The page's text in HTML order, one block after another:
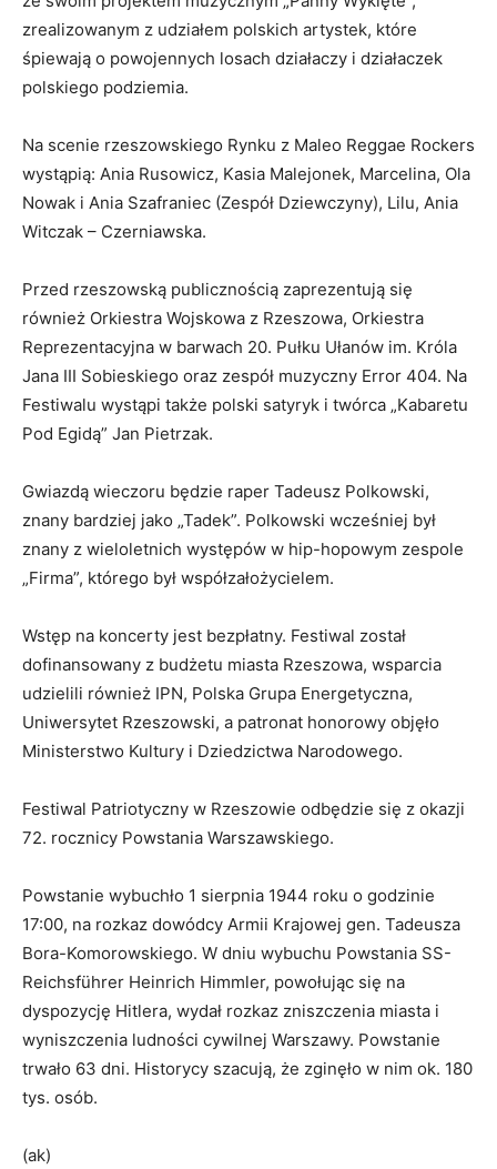
zrealizowanym z udziałem polskich artystek, które
śpiewają o powojennych losach działaczy i działaczek
polskiego podziemia.
Na scenie rzeszowskiego Rynku z Maleo Reggae Rockers
wystąpią: Ania Rusowicz, Kasia Malejonek, Marcelina, Ola
Nowak i Ania Szafraniec (Zespół Dziewczyny), Lilu, Ania
Witczak – Czerniawska.
Przed rzeszowską publicznością zaprezentują się
również Orkiestra Wojskowa z Rzeszowa, Orkiestra
Reprezentacyjna w barwach 20. Pułku Ułanów im. Króla
Jana III Sobieskiego oraz zespół muzyczny Error 404. Na
Festiwalu wystąpi także polski satyryk i twórca „Kabaretu
Pod Egidą” Jan Pietrzak.
Gwiazdą wieczoru będzie raper Tadeusz Polkowski,
znany bardziej jako „Tadek”. Polkowski wcześniej był
znany z wieloletnich występów w hip-hopowym zespole
„Firma”, którego był współzałożycielem.
Wstęp na koncerty jest bezpłatny. Festiwal został
dofinansowany z budżetu miasta Rzeszowa, wsparcia
udzielili również IPN, Polska Grupa Energetyczna,
Uniwersytet Rzeszowski, a patronat honorowy objęło
Ministerstwo Kultury i Dziedzictwa Narodowego.
Festiwal Patriotyczny w Rzeszowie odbędzie się z okazji
72. rocznicy Powstania Warszawskiego.
Powstanie wybuchło 1 sierpnia 1944 roku o godzinie
17:00, na rozkaz dowódcy Armii Krajowej gen. Tadeusza
Bora-Komorowskiego. W dniu wybuchu Powstania SS-
Reichsführer Heinrich Himmler, powołując się na
dyspozycję Hitlera, wydał rozkaz zniszczenia miasta i
wyniszczenia ludności cywilnej Warszawy. Powstanie
trwało 63 dni. Historycy szacują, że zginęło w nim ok. 180
tys. osób.
(ak)